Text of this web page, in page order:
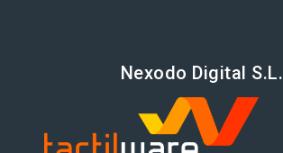
Nexodo Digital S.L.